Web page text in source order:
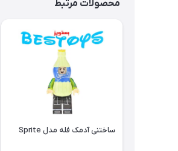
محصولات مرتبط
ساختنی آدمک فله مدل Sprite